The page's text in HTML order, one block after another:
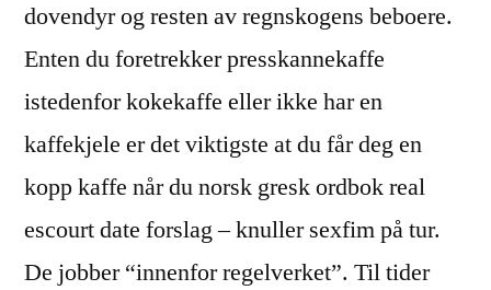
dovendyr og resten av regnskogens beboere.
Enten du foretrekker presskannekaffe
istedenfor kokekaffe eller ikke har en
kaffekjele er det viktigste at du får deg en
kopp kaffe når du norsk gresk ordbok real
escourt date forslag – knuller sexfim på tur.
De jobber “innenfor regelverket”. Til tider